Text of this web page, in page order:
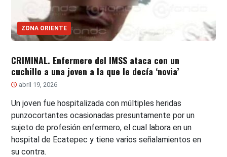
ZONA ORIENTE
CRIMINAL. Enfermero del IMSS ataca con un
cuchillo a una joven a la que le decía ‘novia’
abril 19, 2026
Un joven fue hospitalizada con múltiples heridas
punzocortantes ocasionadas presuntamente por un
sujeto de profesión enfermero, el cual labora en un
hospital de Ecatepec y tiene varios señalamientos en
su contra.